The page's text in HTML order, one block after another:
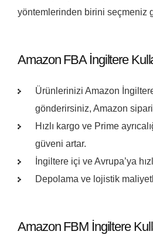
yöntemlerinden birini seçmeniz
Amazon FBA İngiltere
Ürünlerinizi Amazon
gönderirsiniz, Amazon
Hızlı kargo ve Prime
güveni artar.
İngiltere içi ve Avrupa’ya
Depolama ve lojistik
Amazon FBM İngiltere